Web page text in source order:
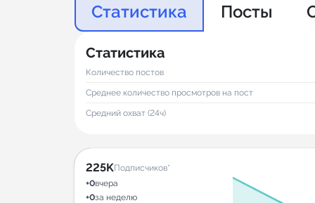
Статистика Посты
Статистика
Количество постов
Среднее количество просмотров на пост
Средний охват (24ч)
225KПодписчиков*
+0вчера
+0за неделю